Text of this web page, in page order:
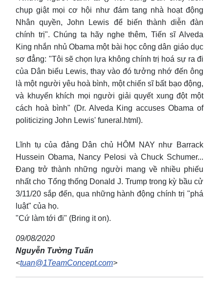
chụp giật mọi cơ hội như đám tang nhà hoạt động
Nhân quyền, John Lewis để biến thành diễn đàn
chính trị". Chúng ta hãy nghe thêm, Tiến sĩ Alveda
King nhắn nhủ Obama một bài học công dân giáo dục
sơ đẳng: "Tôi sẽ chọn lựa không chính trị hoá sự ra đi
của Dân biểu Lewis, thay vào đó tưởng nhớ đến ông
là một người yêu hoà bình, một chiến sĩ bất bạo động,
và khuyến khích mọi người giải quyết xung đột một
cách hoà bình" (Dr. Alveda King accuses Obama of
politicizing John Lewis' funeral.html).
Lĩnh tụ của đảng Dân chủ HÔM NAY như Barrack
Hussein Obama, Nancy Pelosi và Chuck Schumer...
Đang trở thành những người mang về nhiều phiếu
nhất cho Tổng thống Donald J. Trump trong kỳ bầu cử
3/11/20 sắp đến, qua những hành động chính trị "phá
luật" của họ.
"Cứ làm tới đi" (Bring it on).
09/08/2020
Nguyễn Tường Tuấn
<tuan@1TeamConcept.com>